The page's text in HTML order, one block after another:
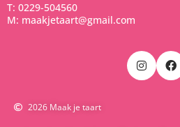
T: 0229-504560
M: maakjetaart@gmail.com
2026 Maak je taart